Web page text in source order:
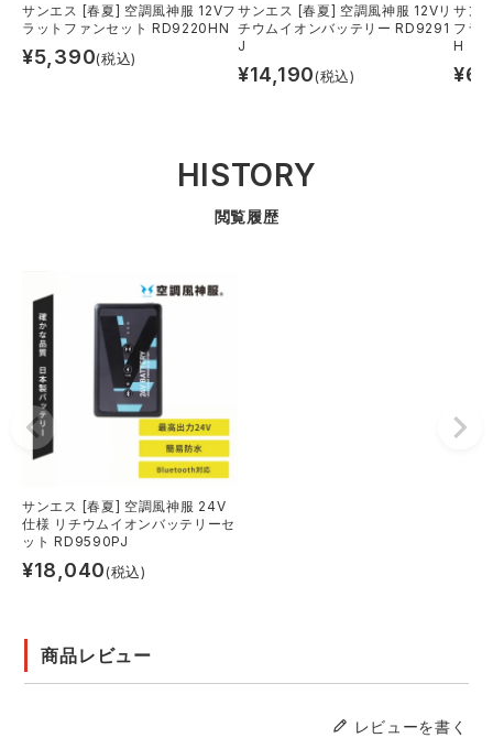
サンエス [春夏] 空調風神服 12Vフ
ラットファンセット RD9220HN
¥5,390(税込)
サンエス [春夏] 空調風神服 12Vリ
チウムイオンバッテリー RD9291
J
¥14,190(税込)
サン
フラ
H
¥
HISTORY
閲覧履歴
サンエス [春夏] 空調風神服 24V
仕様 リチウムイオンバッテリーセ
ット RD9590PJ
¥18,040(税込)
商品レビュー
レビューを書く